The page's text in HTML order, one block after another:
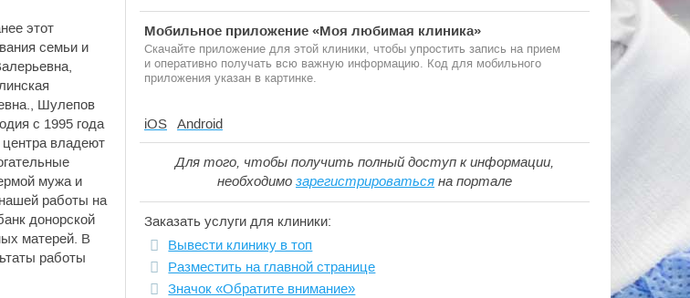
Мобильное приложение «Моя любимая клиника»
Скачайте приложение для этой клиники, чтобы упростить запись на прием
и оперативно получать всю важную информацию. Код для мобильного
приложения указан в картинке.
iOS Android
Для того, чтобы получить полный доступ к информации,
необходимо зарегистрироваться на портале
Заказать услуги для клиники:
Вывести клинику в топ
Разместить на главной странице
Значок «Обратите внимание»
этот
семьи и
Шулепов
с 1995 года
владеют
мужа и
работы на
донорской
матерей. В
работы